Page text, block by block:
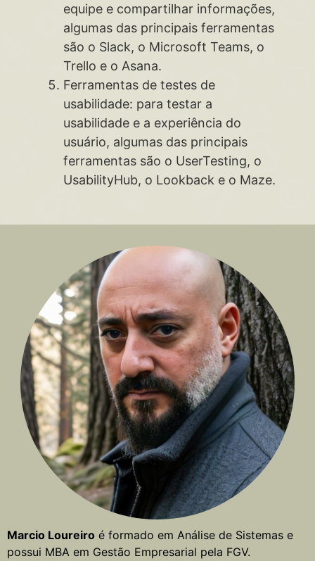
equipe e compartilhar informações,
algumas das principais ferramentas
são o Slack, o Microsoft Teams, o
Trello e o Asana.
Ferramentas de testes de
usabilidade: para testar a
usabilidade e a experiência do
usuário, algumas das principais
ferramentas são o UserTesting, o
UsabilityHub, o Lookback e o Maze.
Marcio Loureiro é formado em Análise de Sistemas e
possui MBA em Gestão Empresarial pela FGV.